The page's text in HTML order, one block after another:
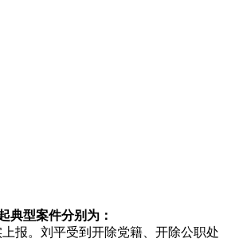
型案件分别为：
报。刘平受到开除党籍、开除公职处